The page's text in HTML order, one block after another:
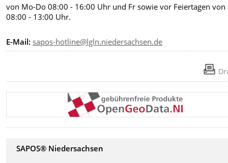
von Mo-Do 08:00 - 16:00 Uhr und Fr sowie vor Feiertagen von
08:00 - 13:00 Uhr.
E-Mail: sapos-hotline@lgln.niedersachsen.de
SAPOS® Niedersachsen